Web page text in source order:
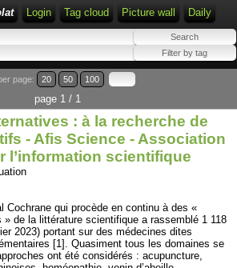
Login Tag cloud Picture wall Daily
page: 20 50 100
page 1 / 1
: à la recherche de
- Afis Science - Association
l’information scientifique
Cochrane qui procède en continu à des «
de la littérature scientifique a rassemblé 1 118
2023) portant sur des médecines dites
[1]. Quasiment tous les domaines se
ont été considérés : acupuncture,